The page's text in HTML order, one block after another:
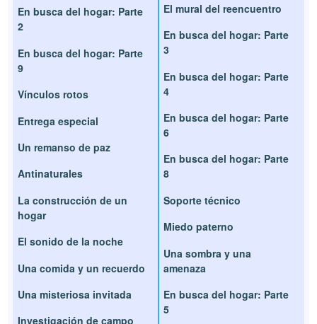
En busca del hogar: Parte
2
En busca del hogar: Parte
9
Vínculos rotos
Entrega especial
Un remanso de paz
Antinaturales
La construcción de un
hogar
El sonido de la noche
Una comida y un recuerdo
Una misteriosa invitada
Investigación de campo
El mural del reencuentro
En busca del hogar: Parte
3
En busca del hogar: Parte
4
En busca del hogar: Parte
6
En busca del hogar: Parte
8
Soporte técnico
Miedo paterno
Una sombra y una
amenaza
En busca del hogar: Parte
5